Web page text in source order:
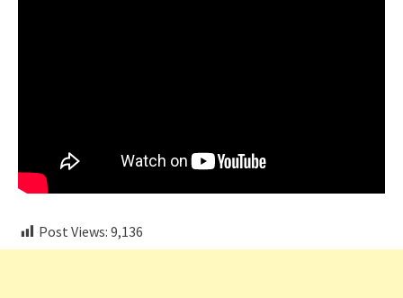
Post Views: 9,136